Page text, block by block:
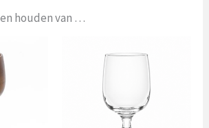
houden van …